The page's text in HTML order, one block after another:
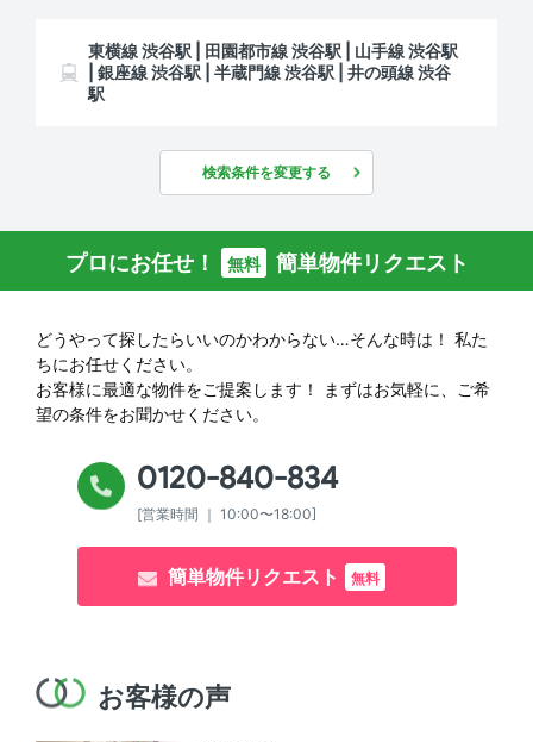
東横線 渋谷駅 | 田園都市線 渋谷駅 | 山手線 渋谷駅
| 銀座線 渋谷駅 | 半蔵門線 渋谷駅 | 井の頭線 渋谷
駅
検索条件を変更する
プロにお任せ！ 無料 簡単物件リクエスト
どうやって探したらいいのかわからない…そんな時は！ 私た
ちにお任せください。
お客様に最適な物件をご提案します！
まずはお気軽に、ご希
望の条件をお聞かせください。
0120-840-834
[営業時間 ｜ 10:00〜18:00]
簡単物件リクエスト 無料
お客様の声